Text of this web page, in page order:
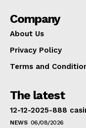
Company
About Us
Privacy Policy
Terms and
The latest
12-12-2025-888
NEWS 06/08/2026